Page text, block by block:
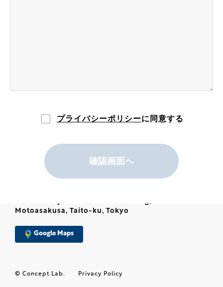
プライバシーポリシーに同意する
COMPANY
〒111-0041
8F East Tokyo Nissan Taito Building, 2-6-6
Motoasakusa, Taito-ku, Tokyo
Google Maps
© Concept Lab. Privacy Policy